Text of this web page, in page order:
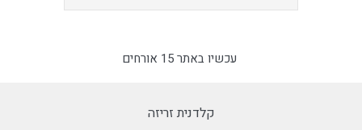
עכשיו באתר 15 אורחים
קלדנית זריזה